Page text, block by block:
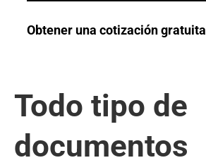
Obtener una cotización gratuita
Todo tipo de
documentos